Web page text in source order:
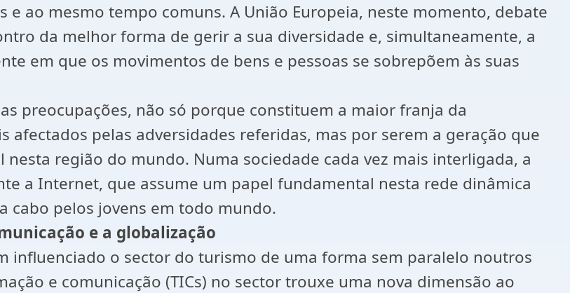
e ao mesmo tempo comuns. A União Europeia, neste momento, debate
da melhor forma de gerir a sua diversidade e, simultaneamente, a
em que os movimentos de bens e pessoas se sobrepõem às suas
preocupações, não só porque constituem a maior franja da
pelas adversidades referidas, mas por serem a geração que
região do mundo. Numa sociedade cada vez mais interligada, a
a Internet, que assume um papel fundamental nesta rede dinâmica
cabo pelos jovens em todo mundo.
e a globalização
influenciado o sector do turismo de uma forma sem paralelo noutros
e comunicação (TICs) no sector trouxe uma nova dimensão ao